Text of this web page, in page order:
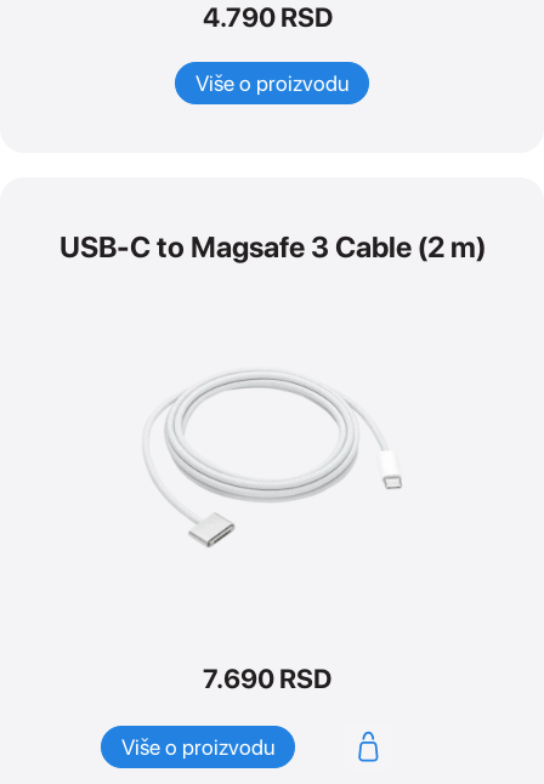
4.790RSD
Više o proizvodu
USB-C to Magsafe 3 Cable (2 m)
7.690RSD
Više o proizvodu